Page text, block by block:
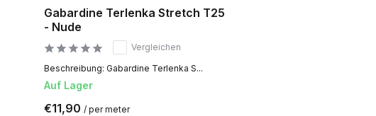
Gabardine Terlenka Stretch T25
- Nude
Vergleichen
Beschreibung: Gabardine Terlenka S...
Auf Lager
€11,90 / per meter